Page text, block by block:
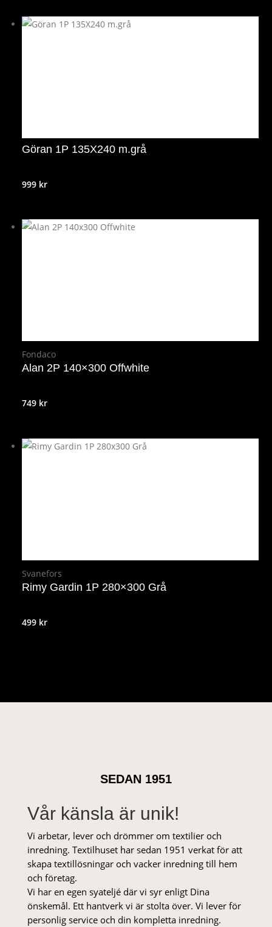
Göran 1P 135X240 m.grå
999 kr
Fondaco
Alan 2P 140×300 Offwhite
749 kr
Svanefors
Rimy Gardin 1P 280×300 Grå
499 kr
SEDAN 1951
Vår känsla är unik!
Vi arbetar, lever och drömmer om textilier och
inredning. Textilhuset har sedan 1951 verkat för att
skapa textillösningar och vacker inredning till hem
och företag.
Vi har en egen syateljé där vi syr enligt Dina
önskemål. Ett hantverk vi är stolta över. Vi lever för
personlig service och din kompletta inredning.